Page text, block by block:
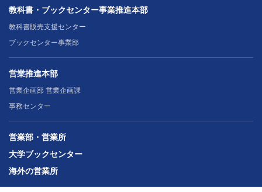
教科書・ブックセンター事業推進本部
教科書販売支援センター
ブックセンター事業部
営業推進本部
営業企画部 営業企画課
事務センター
営業部・営業所
大学ブックセンター
海外の営業所